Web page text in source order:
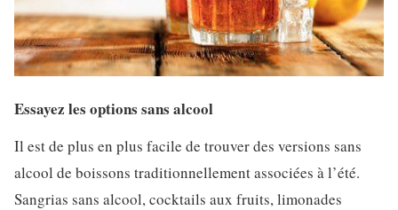
Essayez les options sans alcool
Il est de plus en plus facile de trouver des versions sans
alcool de boissons traditionnellement associées à l’été.
Sangrias sans alcool, cocktails aux fruits, limonades